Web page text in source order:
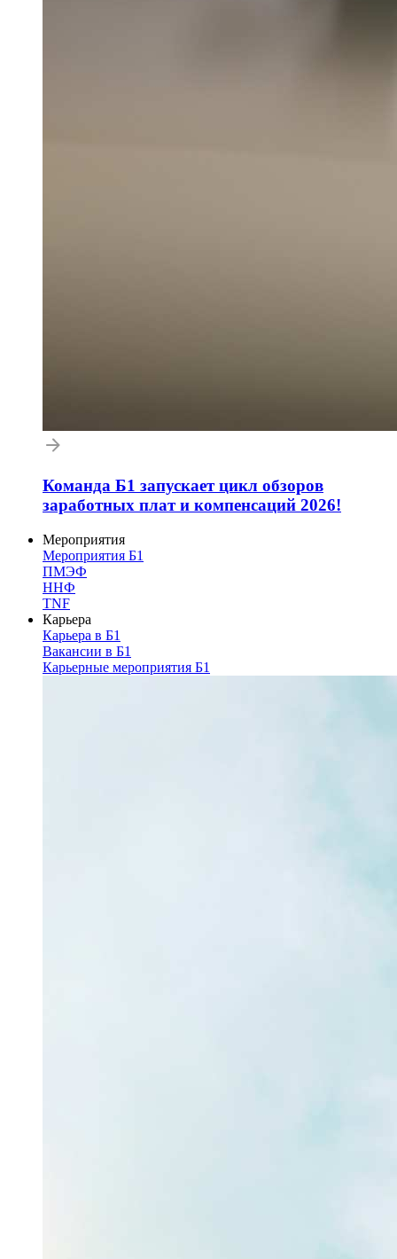
Команда Б1 запускает цикл обзоров
заработных плат и компенсаций 2026!
Мероприятия
Мероприятия Б1
ПМЭФ
ННФ
TNF
Карьера
Карьера в Б1
Вакансии в Б1
Карьерные мероприятия Б1